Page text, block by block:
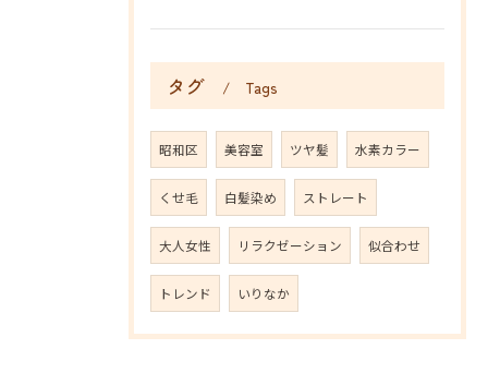
タグ Tags
昭和区 美容室 ツヤ髪 水素カラー
くせ毛 白髪染め ストレート
大人女性 リラクゼーション 似合わせ
トレンド いりなか